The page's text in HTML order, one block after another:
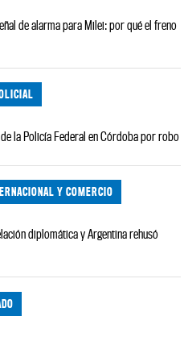
de alarma para Milei: por qué el freno
la Policía Federal en Córdoba por robo
Y COMERCIO
diplomática y Argentina rehusó